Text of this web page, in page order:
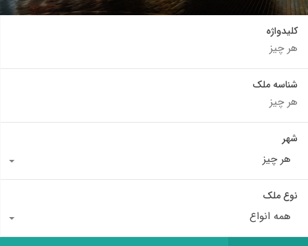
کلیدواژه
شناسه ملک
شهر
هر چیز
نوع ملک
همه انواع